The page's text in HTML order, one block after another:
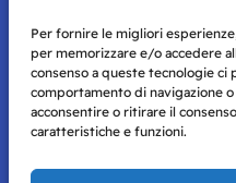
Per fornire le migliori
per memorizzare e/o accedere
consenso a queste tecnologie
comportamento di navigazione
acconsentire o ritirare il
caratteristiche e funzioni.